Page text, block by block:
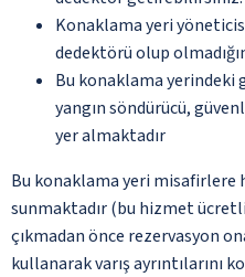
Konaklama yeri
dedektörü olup
Bu konaklama yerindeki
yangın söndürücü,
yer almaktadır
Bu konaklama yeri misafirlere
sunmaktadır (bu hizmet
çıkmadan önce rezervasyon
kullanarak varış ayrıntılarını